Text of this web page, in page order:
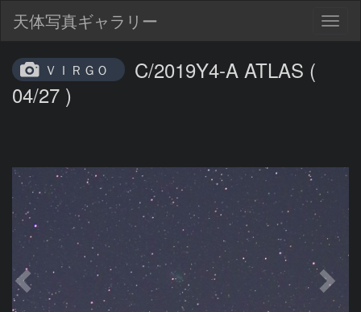
天体写真ギャラリー
ＶＩＲＧＯ
C/2019Y4-A ATLAS (
04/27 )